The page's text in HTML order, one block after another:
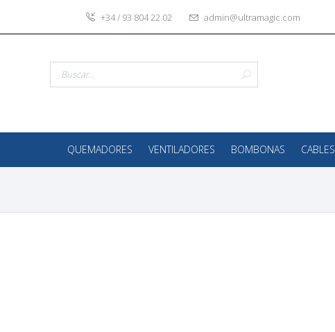
+34 / 93 804 22 02 admin@ultramagic.com
QUEMADORES VENTILADORES BOMBONAS CABLES